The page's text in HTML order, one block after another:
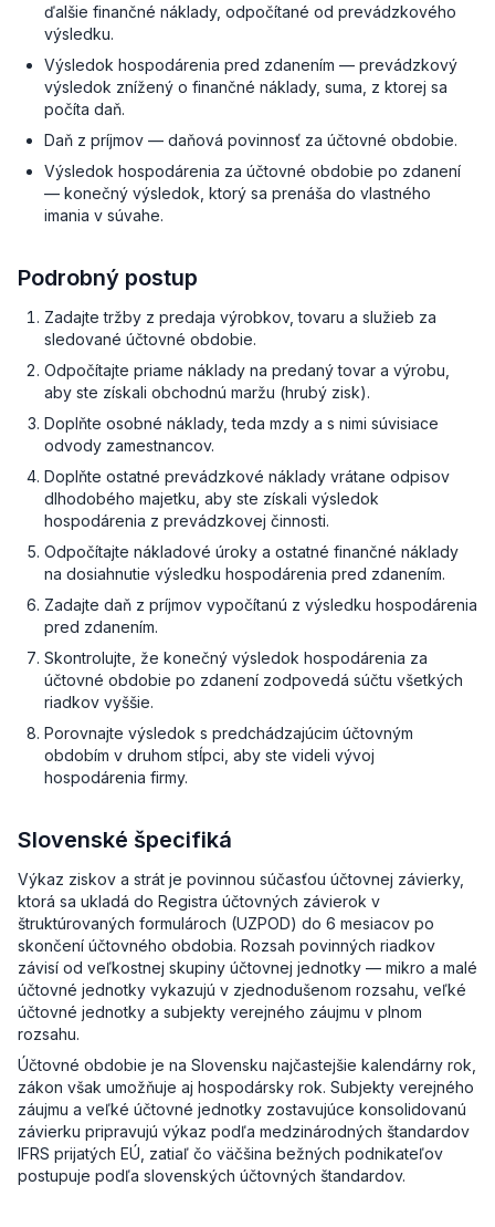
ďalšie finančné náklady, odpočítané od prevádzkového
výsledku.
Výsledok hospodárenia pred zdanením — prevádzkový
výsledok znížený o finančné náklady, suma, z ktorej sa
počíta daň.
Daň z príjmov — daňová povinnosť za účtovné obdobie.
Výsledok hospodárenia za účtovné obdobie po zdanení
— konečný výsledok, ktorý sa prenáša do vlastného
imania v súvahe.
Podrobný postup
Zadajte tržby z predaja výrobkov, tovaru a služieb za
sledované účtovné obdobie.
Odpočítajte priame náklady na predaný tovar a výrobu,
aby ste získali obchodnú maržu (hrubý zisk).
Doplňte osobné náklady, teda mzdy a s nimi súvisiace
odvody zamestnancov.
Doplňte ostatné prevádzkové náklady vrátane odpisov
dlhodobého majetku, aby ste získali výsledok
hospodárenia z prevádzkovej činnosti.
Odpočítajte nákladové úroky a ostatné finančné náklady
na dosiahnutie výsledku hospodárenia pred zdanením.
Zadajte daň z príjmov vypočítanú z výsledku hospodárenia
pred zdanením.
Skontrolujte, že konečný výsledok hospodárenia za
účtovné obdobie po zdanení zodpovedá súčtu všetkých
riadkov vyššie.
Porovnajte výsledok s predchádzajúcim účtovným
obdobím v druhom stĺpci, aby ste videli vývoj
hospodárenia firmy.
Slovenské špecifiká
Výkaz ziskov a strát je povinnou súčasťou účtovnej závierky,
ktorá sa ukladá do Registra účtovných závierok v
štruktúrovaných formulároch (UZPOD) do 6 mesiacov po
skončení účtovného obdobia. Rozsah povinných riadkov
závisí od veľkostnej skupiny účtovnej jednotky — mikro a malé
účtovné jednotky vykazujú v zjednodušenom rozsahu, veľké
účtovné jednotky a subjekty verejného záujmu v plnom
rozsahu.
Účtovné obdobie je na Slovensku najčastejšie kalendárny rok,
zákon však umožňuje aj hospodársky rok. Subjekty verejného
záujmu a veľké účtovné jednotky zostavujúce konsolidovanú
závierku pripravujú výkaz podľa medzinárodných štandardov
IFRS prijatých EÚ, zatiaľ čo väčšina bežných podnikateľov
postupuje podľa slovenských účtovných štandardov.